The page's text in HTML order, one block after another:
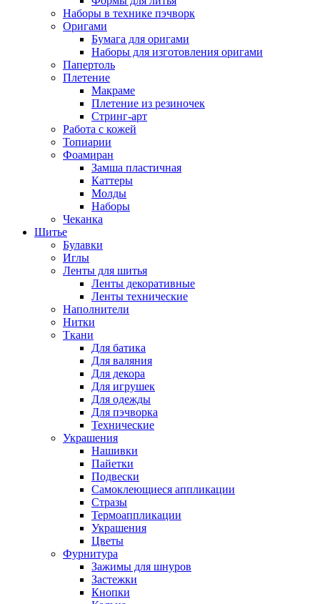
Наборы в технике пэчворк
Оригами
Бумага для оригами
Наборы для изготовления оригами
Папертоль
Плетение
Макраме
Плетение из резиночек
Стринг-арт
Работа с кожей
Топиарии
Фоамиран
Замша пластичная
Каттеры
Молды
Наборы
Чеканка
Шитье
Булавки
Иглы
Ленты для шитья
Ленты декоративные
Ленты технические
Наполнители
Нитки
Ткани
Для батика
Для валяния
Для декора
Для игрушек
Для одежды
Для пэчворка
Технические
Украшения
Нашивки
Пайетки
Подвески
Самоклеющиеся аппликации
Стразы
Термоаппликации
Украшения
Цветы
Фурнитура
Зажимы для шнуров
Застежки
Кнопки